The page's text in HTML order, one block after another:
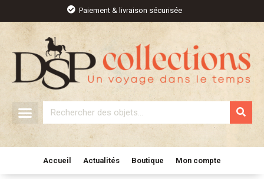
contenu
Paiement & livraison sécurisée
Rechercher
Accueil Actualités Boutique Mon compte